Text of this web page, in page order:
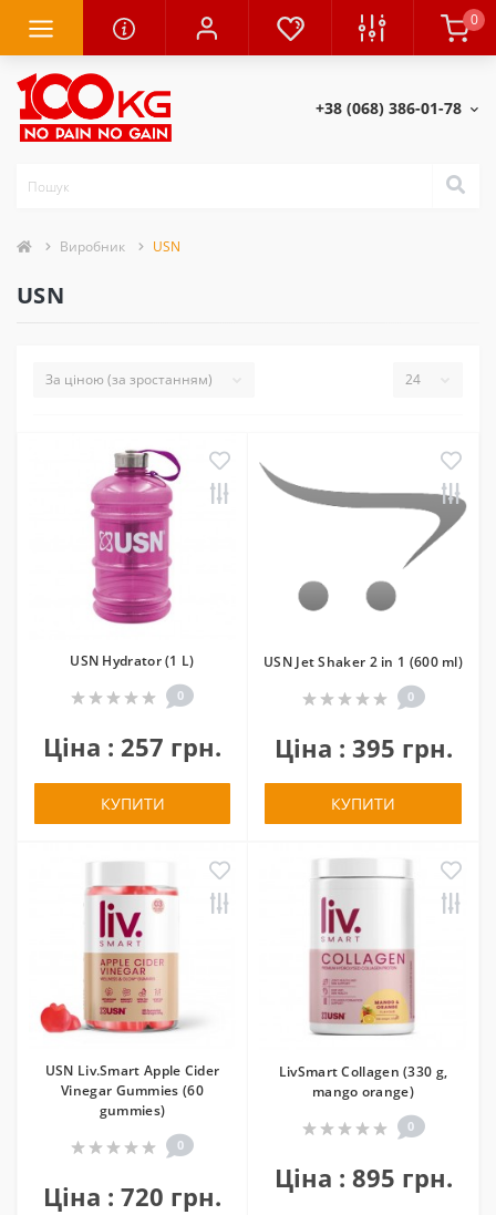
0
+38 (068) 386-01-78
Виробник USN
USN
USN Hydrator (1 L)
0
Ціна : 257 грн.
КУПИТИ
USN Jet Shaker 2 in 1 (600 ml)
0
Ціна : 395 грн.
КУПИТИ
USN Liv.Smart Apple Cider
Vinegar Gummies (60
gummies)
0
Ціна : 720 грн.
LivSmart Collagen (330 g,
mango orange)
0
Ціна : 895 грн.